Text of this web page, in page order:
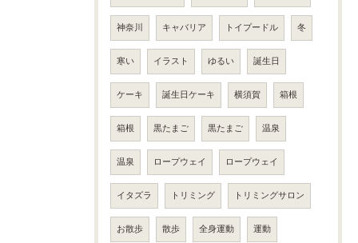
神奈川 キャバリア トイプードル 冬
寒い イラスト ゆるい 誕生日
ケーキ 誕生日ケーキ 横須賀 箱根
箱根 黒たまご 黒たまご 温泉
温泉 ロープウェイ ロープウェイ
イタズラ トリミング トリミングサロン
お散歩 散歩 全身運動 運動